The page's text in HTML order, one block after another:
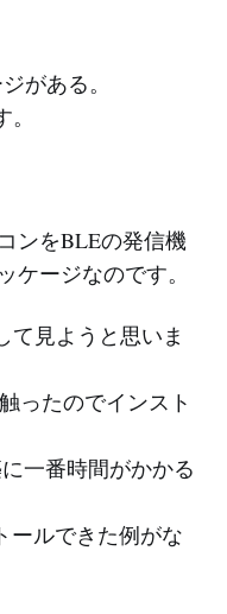
がある。
ンをBLEの発信機
ケージなのです。
て見ようと思いま
ったのでインスト
一番時間がかかる
ールできた例がな